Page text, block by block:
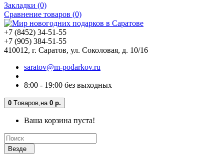
Закладки (0)
Сравнение товаров (0)
+7 (8452) 34-51-55
+7 (905) 384-51-55
410012, г. Саратов, ул. Соколовая, д. 10/16
saratov@m-podarkov.ru
8:00 - 19:00 без выходных
0 Tоваров, на 0 р.
Ваша корзина пуста!
Везде